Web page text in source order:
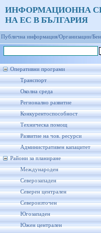
ИНФОРМАЦИОННА
НА ЕС В БЪЛГАРИЯ
Публична информация/Организации/
Оперативни програми
Транспорт
Околна среда
Регионално развитие
Конкурентоспособност
Техническа помощ
Развитие на чов. ресурси
Административен капацитет
Райони за планиране
Международен
Северозападен
Северен централен
Североизточен
Югозападен
Южен централен